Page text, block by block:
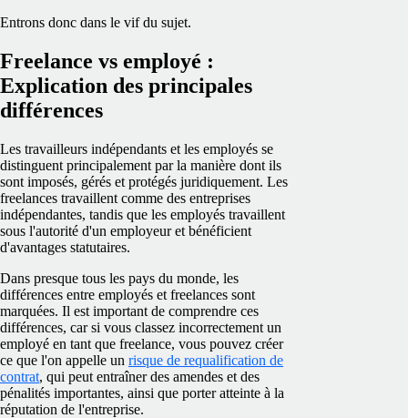
Entrons donc dans le vif du sujet.
Freelance vs employé :
Explication des principales
différences
Les travailleurs indépendants et les employés se
distinguent principalement par la manière dont ils
sont imposés, gérés et protégés juridiquement. Les
freelances travaillent comme des entreprises
indépendantes, tandis que les employés travaillent
sous l'autorité d'un employeur et bénéficient
d'avantages statutaires.
Dans presque tous les pays du monde, les
différences entre employés et freelances sont
marquées. Il est important de comprendre ces
différences, car si vous classez incorrectement un
employé en tant que freelance, vous pouvez créer
ce que l'on appelle un risque de requalification de
contrat, qui peut entraîner des amendes et des
pénalités importantes, ainsi que porter atteinte à la
réputation de l'entreprise.